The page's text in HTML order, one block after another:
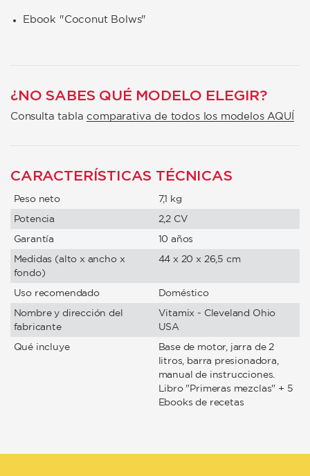
Ebook "Coconut Bolws"
¿NO SABES QUÉ MODELO ELEGIR?
Consulta tablacomparativa de todos los modelos AQUÍ
CARACTERÍSTICAS TÉCNICAS
Peso neto 7,1 kg
Potencia 2,2 CV
Garantía 10 años
Medidas (alto x ancho x
fondo)
44 x 20 x 26,5 cm
Uso recomendado Doméstico
Nombre y dirección del
fabricante
Vitamix - Cleveland Ohio
USA
Qué incluye
Base de motor, jarra de 2
litros, barra presionadora,
manual de instrucciones.
Libro "Primeras mezclas" + 5
Ebooks de recetas